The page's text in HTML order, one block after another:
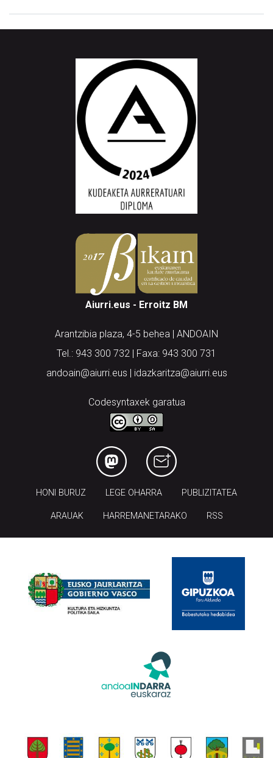
Aiurri.eus - Erroitz BM
Arantzibia plaza, 4-5 behea | ANDOAIN
Tel.: 943 300 732 | Faxa: 943 300 731
andoain@aiurri.eus | idazkaritza@aiurri.eus
Codesyntaxek garatua
HONI BURUZ LEGE OHARRA PUBLIZITATEA
ARAUAK HARREMANETARAKO RSS